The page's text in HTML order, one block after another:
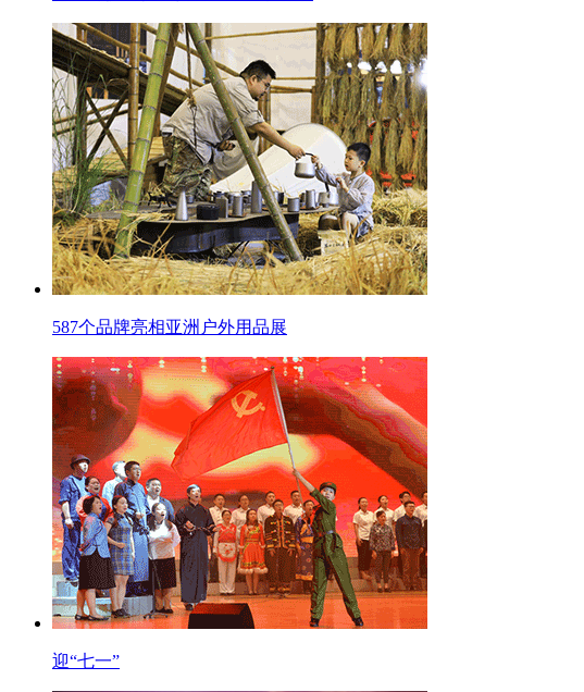
587个品牌亮相亚洲户外用品展
迎“七一”